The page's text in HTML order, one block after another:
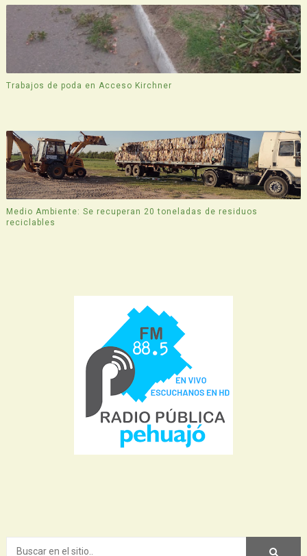
Trabajos de poda en Acceso Kirchner
Medio Ambiente: Se recuperan 20 toneladas de residuos
reciclables